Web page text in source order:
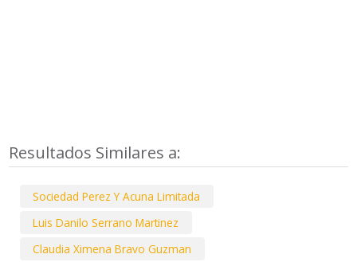
Resultados Similares a:
Sociedad Perez Y Acuna Limitada
Luis Danilo Serrano Martinez
Claudia Ximena Bravo Guzman